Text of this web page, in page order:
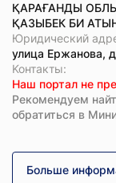
ҚАРАҒАНДЫ
ҚАЗЫБЕК БИ
Юридический
улица Ержанова,
Koнтaкты:
Наш портал не
Рекомендуем
обратиться в
Больше